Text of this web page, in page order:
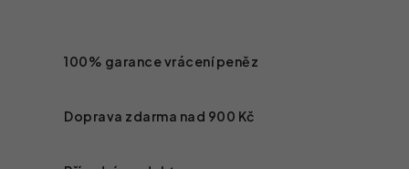
100% garance vrácení peněz
Doprava zdarma nad 900 Kč